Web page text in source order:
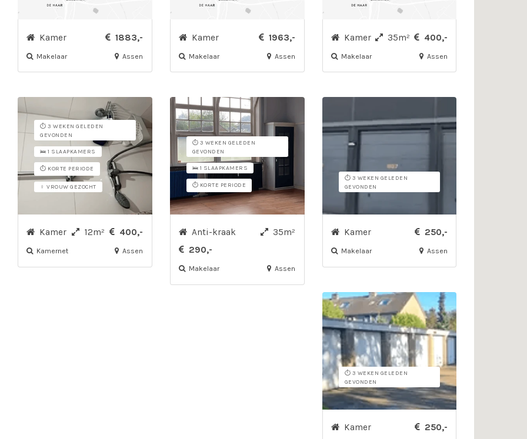
Kamer 1883,-
Makelaar Assen
Kamer 1963,-
Makelaar Assen
Kamer 35m² 400,-
Makelaar Assen
⏱️ 3 WEKEN GELEDEN
GEVONDEN
🛌 1 SLAAPKAMERS
⏱️ KORTE PERIODE
♀ VROUW GEZOCHT
Kamer 12m² 400,-
Kamernet Assen
⏱️ 3 WEKEN GELEDEN
GEVONDEN
🛌 1 SLAAPKAMERS
⏱️ KORTE PERIODE
Anti-kraak
35m²
290,-
Makelaar Assen
⏱️ 3 WEKEN GELEDEN
GEVONDEN
Kamer 250,-
Makelaar Assen
⏱️ 3 WEKEN GELEDEN
GEVONDEN
Kamer 250,-